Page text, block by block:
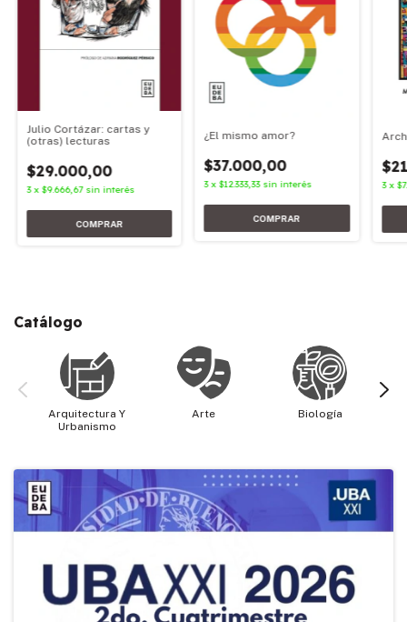
Julio Cortázar: cartas y
(otras) lecturas
$29.000,00
3 x $9.666,67 sin interés
¿El mismo amor?
$37.000,00
3 x$12.333,33 sin interés 3 x
Catálogo
Arquitectura Y
Urbanismo
Arte Biología